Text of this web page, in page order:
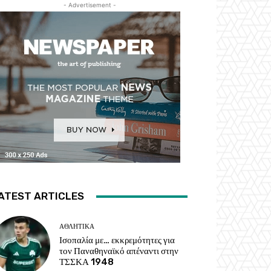
- Advertisement -
ARTICLES
ΑΘΛΗΤΙΚΑ
Ισοπαλία με… εκκρεμότητες για
τον Παναθηναϊκό απέναντι στην
ΤΣΣΚΑ 1948